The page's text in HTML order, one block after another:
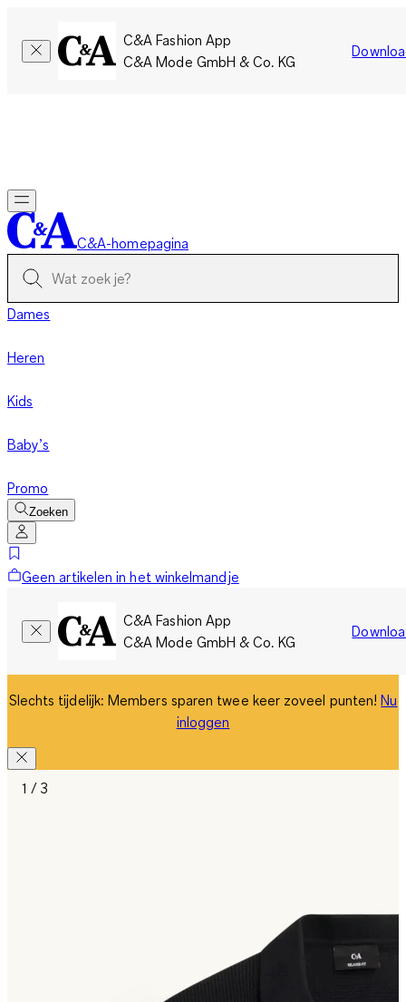
C&A Fashion App
C&A Mode GmbH & Co. KG
C&A-homepagina
Dames
Heren
Kids
Baby’s
Promo
Zoeken
Geen artikelen in het winkelmandje
C&A Fashion App
C&A Mode GmbH & Co. KG
Slechts tijdelijk: Members sparen twee keer zoveel punten!Nu
inloggen
1 / 3